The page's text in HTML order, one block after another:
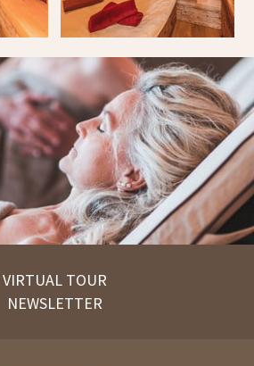
VIRTUAL TOUR
NEWSLETTER